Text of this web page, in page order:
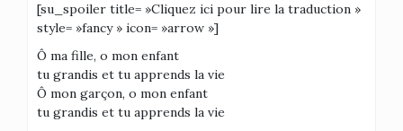
[su_spoiler title= »Cliquez ici pour lire la traduction »
style= »fancy » icon= »arrow »]
Ô ma fille, o mon enfant
tu grandis et tu apprends la vie
Ô mon garçon, o mon enfant
tu grandis et tu apprends la vie